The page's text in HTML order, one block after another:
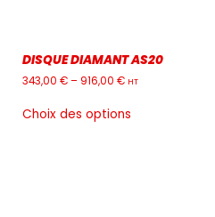
DISQUE DIAMANT AS20
343,00 €– 916,00 € HT
Choix des optionsproduit